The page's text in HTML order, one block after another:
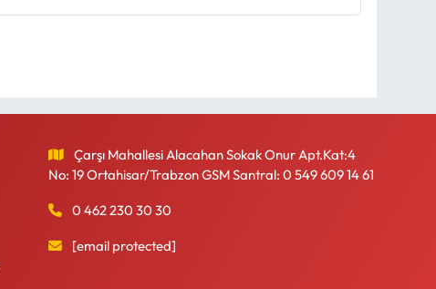
Çarşı Mahallesi Alacahan Sokak Onur Apt.Kat:4
No: 19 Ortahisar/Trabzon GSM Santral: 0 549 609 14 61
0 462 230 30 30
[email protected]